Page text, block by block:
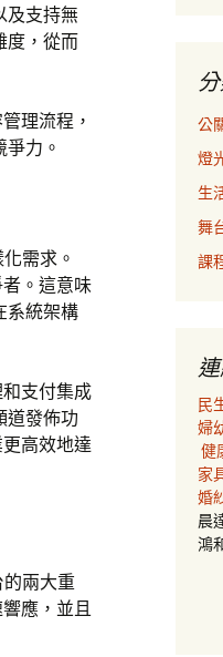
及支持無
度，從而
理流程，
力。
需求。
。這意味
系統架構
支付集成
道發佈功
高效地達
的兩大重
應，並且
公
燈
生
舞
課
民
婦
健
家
婚
晨
鴻